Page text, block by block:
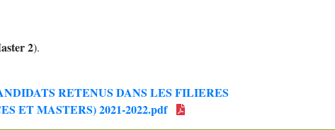
2).
RETENUS DANS LES FILIERES
ET MASTERS) 2021-2022.pdf